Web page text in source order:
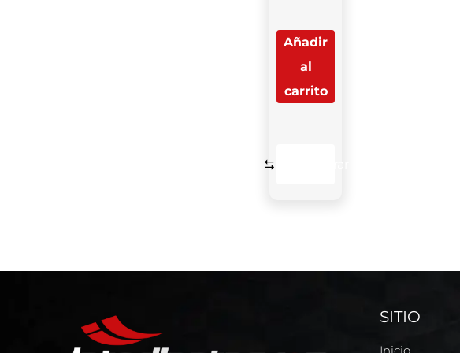
Añadir
al
carrito
SITIO